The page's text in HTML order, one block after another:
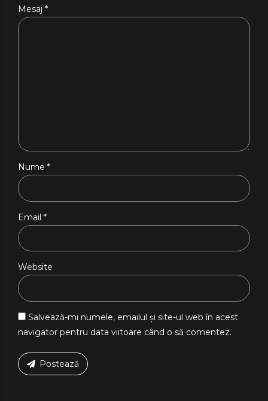
Mesaj *
Nume *
Email *
Website
Salvează-mi numele, emailul și site-ul web în acest
navigator pentru data viitoare când o să comentez.
Postează